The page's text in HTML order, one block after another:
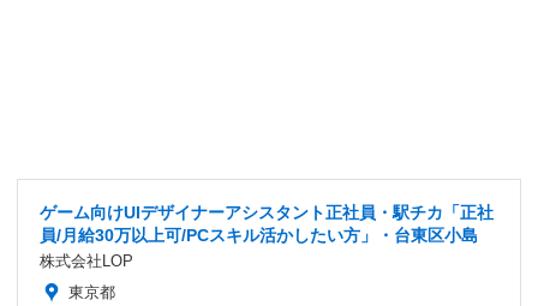
ゲーム向けUIデザイナーアシスタント正社員・駅チカ「正社
員/月給30万以上可/PCスキル活かしたい方」・台東区小島
株式会社LOP
東京都